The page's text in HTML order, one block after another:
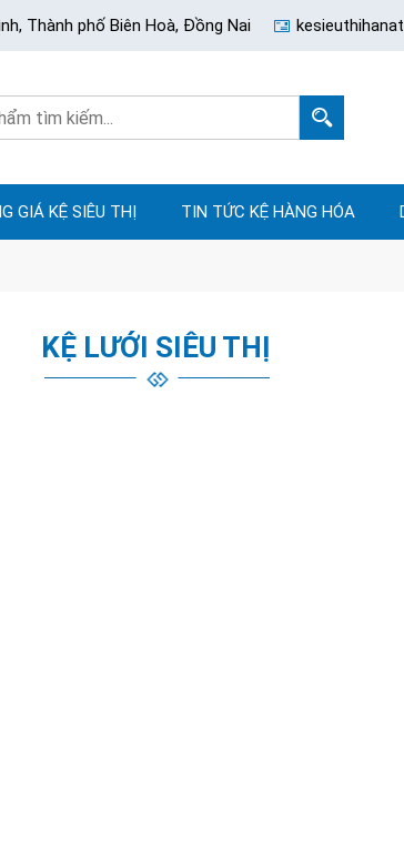
Thành phố Biên Hoà, Đồng Nai
GIÁ KỆ SIÊU THỊ TIN TỨC KỆ HÀNG HÓA
KỆ LƯỚI SIÊU THỊ